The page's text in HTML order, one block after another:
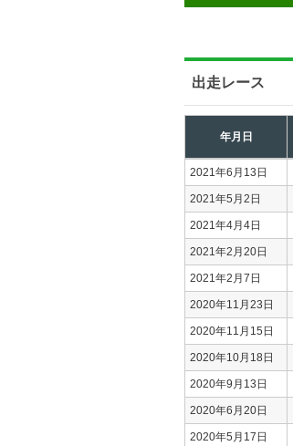
出走レース
年月日
2021年6月13日
2021年5月2日
2021年4月4日
2021年2月20日
2021年2月7日
2020年11月23日
2020年11月15日
2020年10月18日
2020年9月13日
2020年6月20日
2020年5月17日